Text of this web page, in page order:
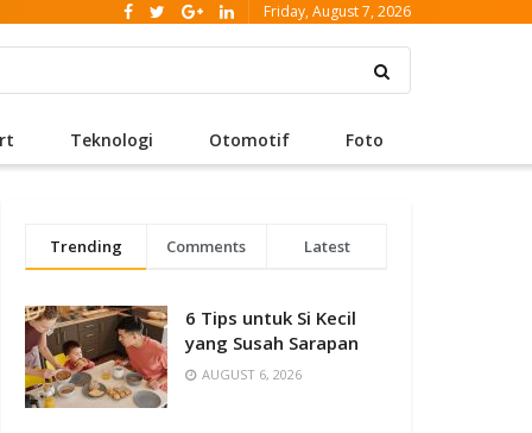
Friday, August 7, 2026
Teknologi Otomotif Foto
Trending Comments Latest
6 Tips untuk Si Kecil
yang Susah Sarapan
AUGUST 6, 2026